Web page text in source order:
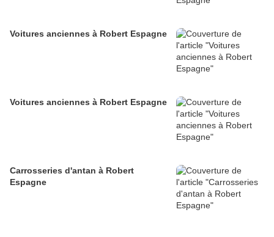
Voitures anciennes à Robert Espagne
Voitures anciennes à Robert Espagne
Carrosseries d'antan à Robert
Espagne